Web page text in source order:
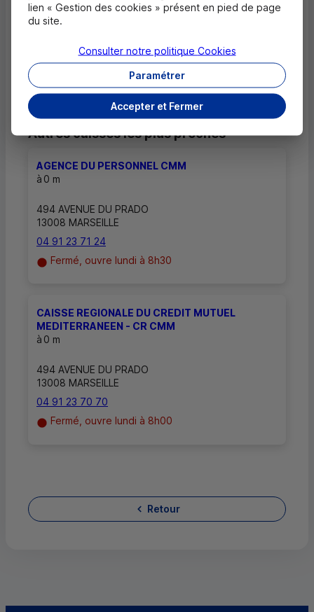
Comment savoir si mon agence a des
aux rendez-vous ?
Autres caisses les plus proches
AGENCE DU PERSONNEL CMM
à 0 m
494 AVENUE DU PRADO
13008 MARSEILLE
04 91 23 71 24
Fermé, ouvre lundi à 8h30
CAISSE REGIONALE DU CREDIT MUTUEL
MEDITERRANEEN - CR CMM
à 0 m
494 AVENUE DU PRADO
13008 MARSEILLE
04 91 23 70 70
Fermé, ouvre lundi à 8h00
Retour
lien « Gestion des cookies » présent en pied de page
du site.
Accepter et Fermer
Paramétrer
Consulter notre politique Cookies